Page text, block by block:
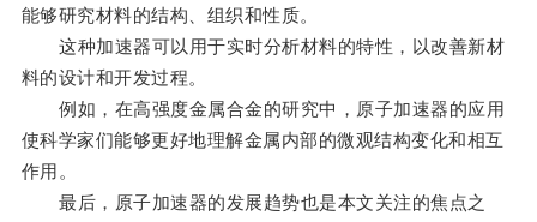
能够研究材料的结构、组织和性质。
这种加速器可以用于实时分析材料的特性，以改善新材
料的设计和开发过程。
例如，在高强度金属合金的研究中，原子加速器的应用
使科学家们能够更好地理解金属内部的微观结构变化和相互
作用。
最后，原子加速器的发展趋势也是本文关注的焦点之